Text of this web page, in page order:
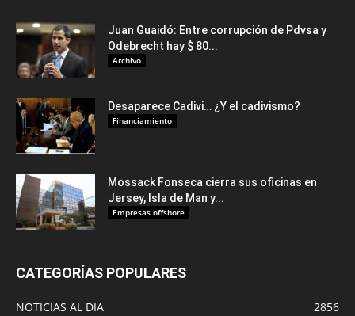
Juan Guaidó: Entre corrupción de Pdvsa y
Odebrecht hay $ 80...
Archivo
Desaparece Cadivi… ¿Y el cadivismo?
Financiamiento
Mossack Fonseca cierra sus oficinas en
Jersey, Isla de Man y...
Empresas offshore
CATEGORÍAS POPULARES
NOTICIAS AL DIA
2856